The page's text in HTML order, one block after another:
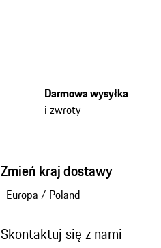
Darmowa wysyłka
i zwroty
Zmień kraj dostawy
Europa / Poland
Skontaktuj się z nami